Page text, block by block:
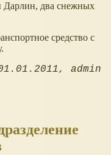
Дарлин, два снежных
средство с
admin